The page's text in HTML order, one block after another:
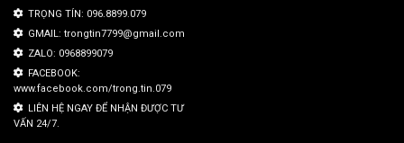
TRỌNG TÍN: 096.8899.079
GMAIL: trongtin7799@gmail.com
ZALO: 0968899079
FACEBOOK:
www.facebook.com/trong.tin.079
LIÊN HỆ NGAY ĐỂ NHẬN ĐƯỢC TƯ
VẤN 24/7.